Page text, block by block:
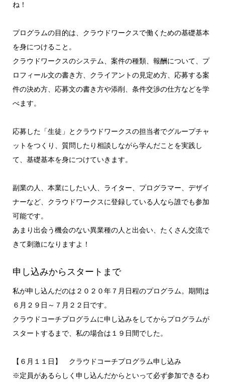
ね！
プログラムの目的は、クラウドワークスで働くための基礎基本
を身につけること。
クラウドワークスのシステム、案件の種類、報酬について、プ
ロフィール文の書き方、クライアントの見定め方、応募する案
件の決め方、応募文の書き方や添削、条件交渉の仕方などを学
べます。
応募した「生徒」とクラウドワークスの担当者でグループチャ
ットをつくり、質問したり相談しながら学んだことを実践し
て、基礎基本を身につけていきます。
副業の人、本業にしたい人、ライター、プログラマー、デザイ
ナーなど、クラウドワークスに登録している人なら誰でも参加
可能です。
あまり出会う機会のない異業種の人と出会い、たくさん交流で
きて刺激になりますよ！
申し込みからスタートまで
私が申し込んだのは２０２０年７月日程のプログラム。期間は
６月２９日～７月２２日です。
クラウドコーチプログラムに申し込みをしてからプログラムが
スタートするまで、私の場合は１９日間でした。
【６月１１日】 クラウドコーチプログラム申し込み
※定員があるらしく申し込んだからといって必ず参加できるわ